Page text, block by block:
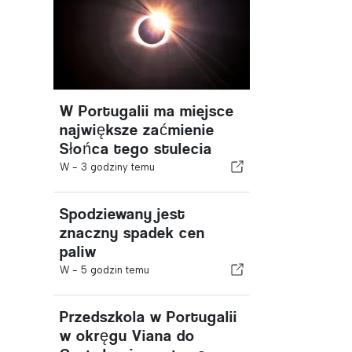
W Portugalii ma miejsce
największe zaćmienie
Słońca tego stulecia
W - 3 godziny temu
Spodziewany jest
znaczny spadek cen
paliw
W - 5 godzin temu
Przedszkola w Portugalii
w okręgu Viana do